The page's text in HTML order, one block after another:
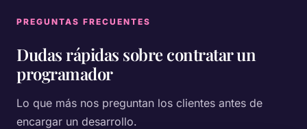
PREGUNTAS FRECUENTES
Dudas rápidas sobrecontratar un
programador
Lo que más nos preguntan los clientes antes de
encargar un desarrollo.